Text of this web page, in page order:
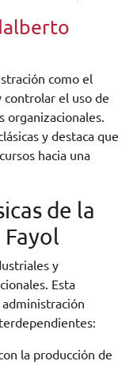
como el
controlar el uso de
organizacionales.
y destaca que
hacia una
de la
y
Esta
la producción de